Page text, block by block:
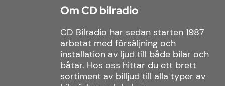
Om CD bilradio
CD Bilradio har sedan starten 1987
arbetat med försäljning och
installation av ljud till både bilar och
båtar. Hos oss hittar du ett brett
sortiment av billjud till alla typer av